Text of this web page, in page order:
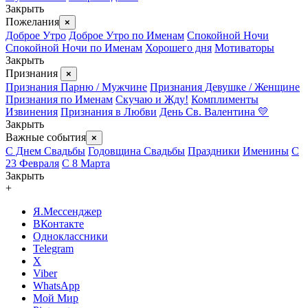
Закрыть
Пожелания ×
Доброе Утро Доброе Утро по Именам Спокойной Ночи
Спокойной Ночи по Именам Хорошего дня Мотиваторы
Закрыть
Признания
×
Признания Парню / Мужчине Признания Девушке / Женщине
Признания по Именам Скучаю и Жду! Комплименты
Извинения Признания в Любви День Св. Валентина 💛
Закрыть
Важные события ×
С Днем Свадьбы Годовщина Свадьбы Праздники Именины С
23 Февраля С 8 Марта
Закрыть
+
Я.Мессенджер
ВКонтакте
Одноклассники
Telegram
X
Viber
WhatsApp
Мой Мир